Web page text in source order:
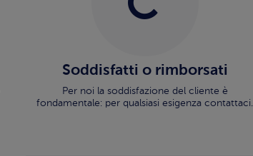
Soddisfatti o rimborsati
Per noi la soddisfazione del cliente è
fondamentale: per qualsiasi esigenza contattaci.